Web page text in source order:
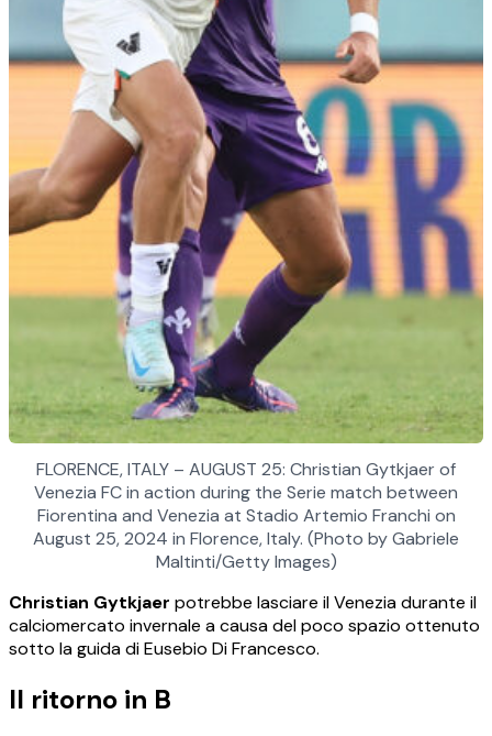
FLORENCE, ITALY – AUGUST 25: Christian Gytkjaer of
Venezia FC in action during the Serie match between
Fiorentina and Venezia at Stadio Artemio Franchi on
August 25, 2024 in Florence, Italy. (Photo by Gabriele
Maltinti/Getty Images)
Christian Gytkjaer potrebbe lasciare il Venezia durante il
calciomercato invernale a causa del poco spazio ottenuto
sotto la guida di Eusebio Di Francesco.
Il ritorno in B